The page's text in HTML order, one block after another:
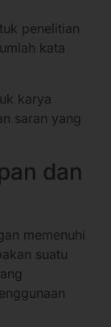
penelitian
kata
karya
saran yang
dan
memenuhi
suatu